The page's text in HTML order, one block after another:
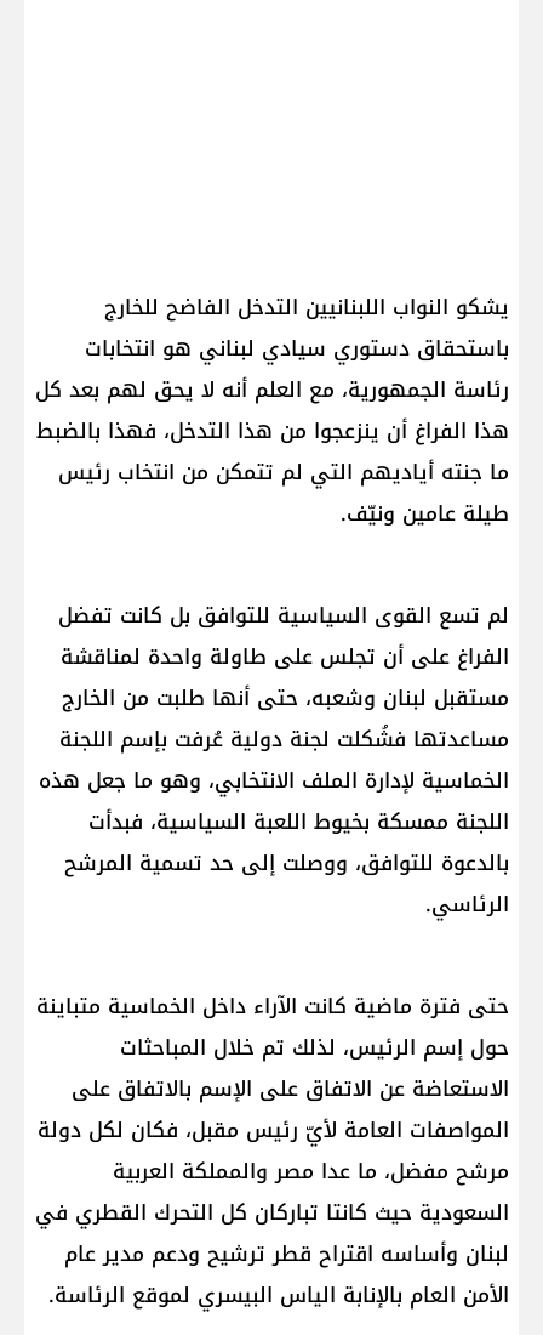
يشكو النواب اللبنانيين التدخل الفاضح للخارج
باستحقاق دستوري سيادي لبناني هو انتخابات
رئاسة الجمهورية، مع العلم أنه لا يحق لهم بعد كل
هذا الفراغ أن ينزعجوا من هذا التدخل، فهذا بالضبط
ما جنته أياديهم التي لم تتمكن من انتخاب رئيس
طيلة عامين ونيّف.
لم تسع القوى السياسية للتوافق بل كانت تفضل
الفراغ على أن تجلس على طاولة واحدة لمناقشة
مستقبل لبنان وشعبه، حتى أنها طلبت من الخارج
مساعدتها فشُكلت لجنة دولية عُرفت بإسم اللجنة
الخماسية لإدارة الملف الانتخابي، وهو ما جعل هذه
اللجنة ممسكة بخيوط اللعبة السياسية، فبدأت
بالدعوة للتوافق، ووصلت إلى حد تسمية المرشح
الرئاسي.
حتى فترة ماضية كانت الآراء داخل الخماسية متباينة
حول إسم الرئيس، لذلك تم خلال المباحثات
الاستعاضة عن الاتفاق على الإسم بالاتفاق على
المواصفات العامة لأيّ رئيس مقبل، فكان لكل دولة
مرشح مفضل، ما عدا مصر والمملكة العربية
السعودية حيث كانتا تباركان كل التحرك القطري في
لبنان وأساسه اقتراح قطر ترشيح ودعم مدير عام
الأمن العام بالإنابة الياس البيسري لموقع الرئاسة.